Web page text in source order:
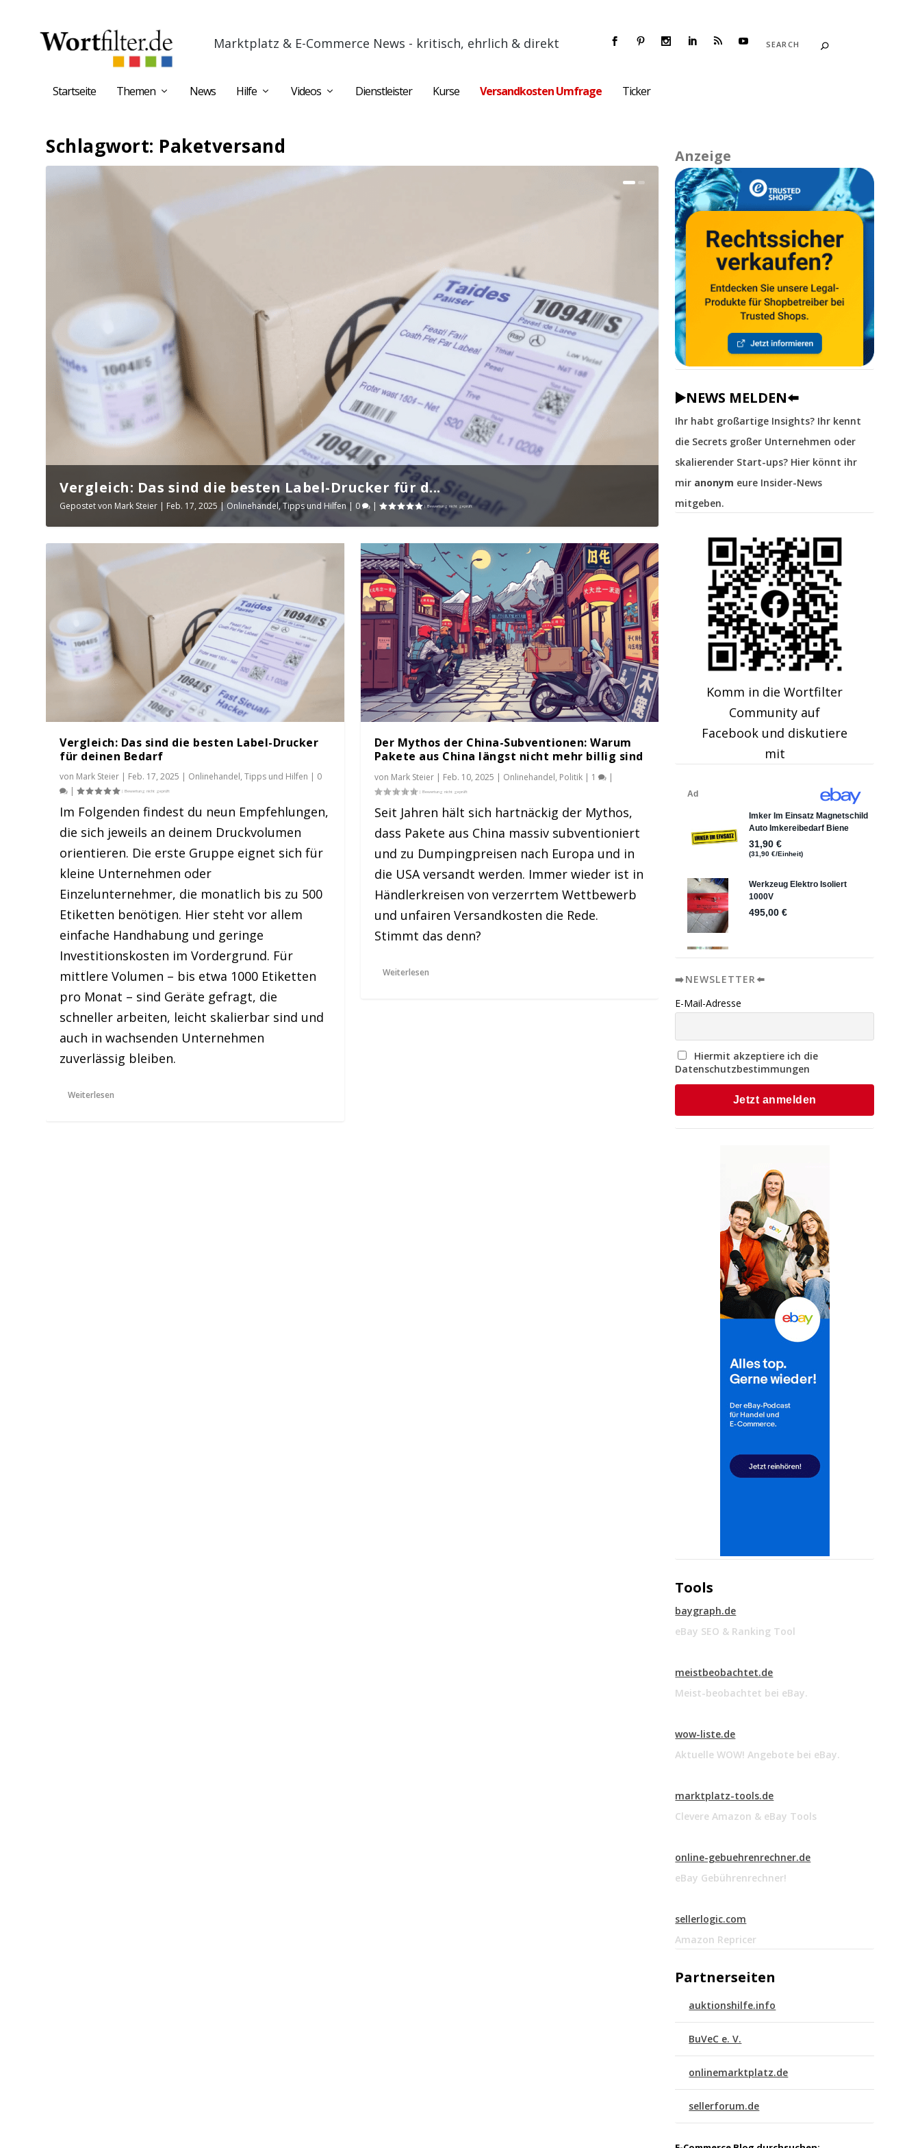
Marktplatz & E-Commerce News - kritisch, ehrlich & direkt
Startseite Themen News Hilfe Videos Dienstleister Kurse Versandkosten Umfrage Ticker
Schlagwort: Paketversand
Vergleich: Das sind die besten Label-Drucker für d...
Gepostet von Mark Steier | Feb. 17, 2025 |Onlinehandel,Tipps und Hilfen | 0 |
Der Mythos der China-Subventionen: Warum Pakete au...
Gepostet von Mark Steier Feb. 10, 2025
Vergleich: Das sind die besten Label-Drucker
für deinen Bedarf
von Mark Steier | Feb. 17, 2025 | Onlinehandel,Tipps und Hilfen | 0
|
Im Folgenden findest du neun Empfehlungen,
die sich jeweils an deinem Druckvolumen
orientieren. Die erste Gruppe eignet sich für
kleine Unternehmen oder
Einzelunternehmer, die monatlich bis zu 500
Etiketten benötigen. Hier steht vor allem
einfache Handhabung und geringe
Investitionskosten im Vordergrund. Für
mittlere Volumen – bis etwa 1000 Etiketten
pro Monat – sind Geräte gefragt, die
schneller arbeiten, leicht skalierbar sind und
auch in wachsenden Unternehmen
zuverlässig bleiben.
Weiterlesen
Der Mythos der China-Subventionen: Warum
Pakete aus China längst nicht mehr billig sind
von Mark Steier| Feb. 10, 2025 | Onlinehandel, Politik| 1 |
Seit Jahren hält sich hartnäckig der Mythos,
dass Pakete aus China massiv subventioniert
und zu Dumpingpreisen nach Europa und in
die USA versandt werden. Immer wieder ist in
Händlerkreisen von verzerrtem Wettbewerb
und unfairen Versandkosten die Rede.
Stimmt das denn?
Weiterlesen
Anzeige
▶️NEWS MELDEN⬅️
Ihr habt großartige Insights? Ihr kennt
die Secrets großer Unternehmen oder
skalierender Start-ups? Hier könnt ihr
mir anonym eure Insider-News
mitgeben.
Komm in die Wortfilter
Community auf
Facebook und diskutiere
mit
➡️NEWSLETTER⬅️
E-Mail-Adresse
Hiermit akzeptiere ich die
Datenschutzbestimmungen
Tools
baygraph.de
eBay SEO & Ranking Tool
meistbeobachtet.de
Meist-beobachtet bei eBay.
wow-liste.de
Aktuelle WOW! Angebote bei eBay.
marktplatz-tools.de
Clevere Amazon & eBay Tools
online-gebuehrenrechner.de
eBay Gebührenrechner!
sellerlogic.com
Amazon Repricer
Partnerseiten
auktionshilfe.info
BuVeC e. V.
onlinemarktplatz.de
sellerforum.de